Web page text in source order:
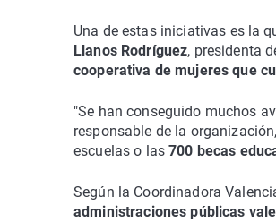
Una de estas iniciativas es la
Llanos Rodríguez, presidenta
cooperativa de mujeres que
"Se han conseguido muchos
responsable de la
escuelas o las700 becas
Según la Coordinadora
administraciones públicas